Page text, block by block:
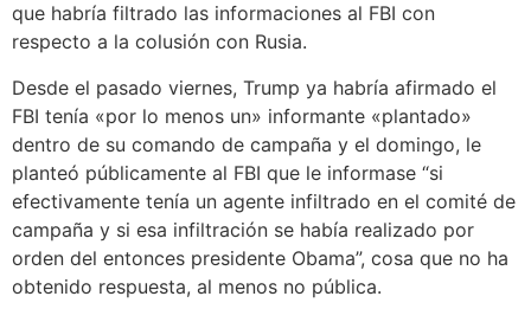
que habría filtrado las informaciones al FBI con
respecto a la colusión con Rusia.
Desde el pasado viernes, Trump ya habría afirmado el
FBI tenía «por lo menos un» informante «plantado»
dentro de su comando de campaña y el domingo, le
planteó públicamente al FBI que le informase “si
efectivamente tenía un agente infiltrado en el comité de
campaña y si esa infiltración se había realizado por
orden del entonces presidente Obama”, cosa que no ha
obtenido respuesta, al menos no pública.